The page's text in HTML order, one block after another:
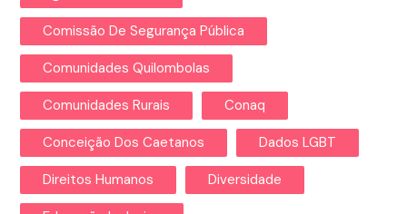
Comissão De Segurança Pública
Comunidades Quilombolas
Comunidades Rurais Conaq
Conceição Dos Caetanos Dados LGBT
Direitos Humanos Diversidade